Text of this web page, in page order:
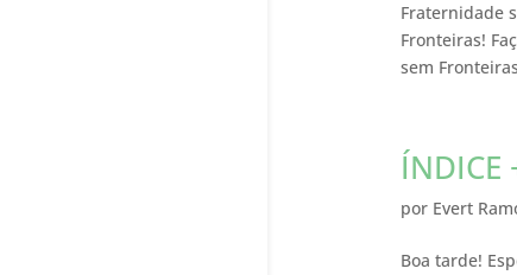
Fraternidade
Fronteiras!
sem
ÍNDICE
por Evert
Boa tarde!